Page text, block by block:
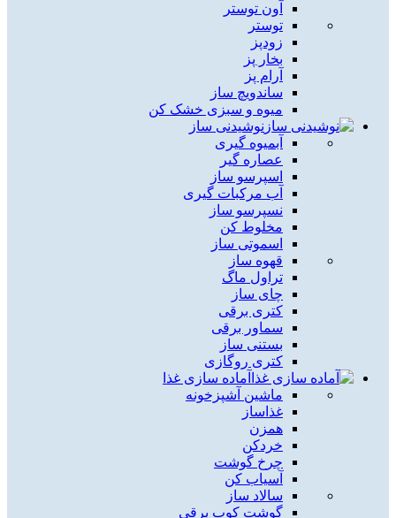
آون توستر
توستر
زودپز
بخار پز
آرام پز
ساندویچ ساز
میوه و سبزی خشک کن
نوشیدنی ساز
آبمیوه گیری
عصاره گیر
اسپرسو ساز
آب مرکبات گیری
نسپرسو ساز
مخلوط کن
اسموتی ساز
قهوه ساز
تراول ماگ
چای ساز
کتری برقی
سماور برقی
بستنی ساز
کتری روگازی
آماده سازی غذا
ماشین آشپزخونه
غذاساز
همزن
خردکن
چرخ گوشت
آسیاب کن
سالاد ساز
گوشت کوب برقی